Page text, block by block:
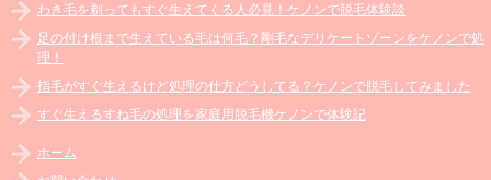
わき毛を剃ってもすぐ生えてくる人必見！ケノンで脱毛体験談
足の付け根まで生えている毛は何毛？剛毛なデリケートゾーンをケノンで処
理！
指毛がすぐ生えるけど処理の仕方どうしてる？ケノンで脱毛してみました
すぐ生えるすね毛の処理を家庭用脱毛機ケノンで体験記
ホーム